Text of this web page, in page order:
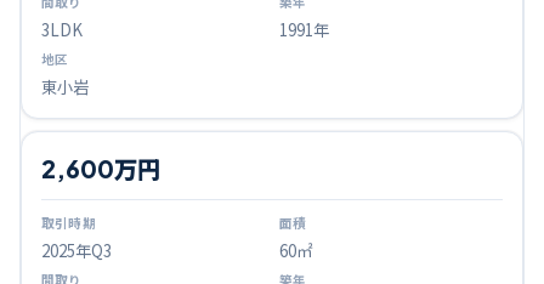
3LDK 1991年
東小岩
2025年Q3
2,600万円
60㎡